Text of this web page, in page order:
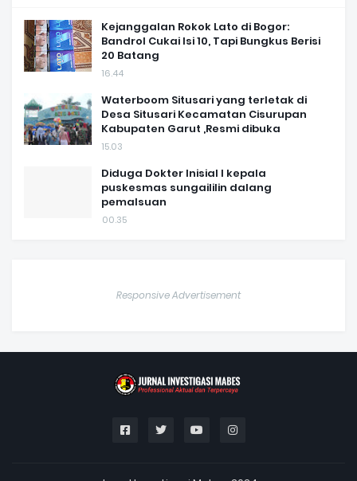
Kejanggalan Rokok Lato di Bogor:
Bandrol Cukai Isi 10, Tapi Bungkus Berisi
20 Batang
16.44
Waterboom Situsari yang terletak di
Desa Situsari Kecamatan Cisurupan
Kabupaten Garut ,Resmi dibuka
15.03
Diduga Dokter Inisial I kepala
puskesmas sungaililin dalang
pemalsuan
00.35
Responsive Advertisement